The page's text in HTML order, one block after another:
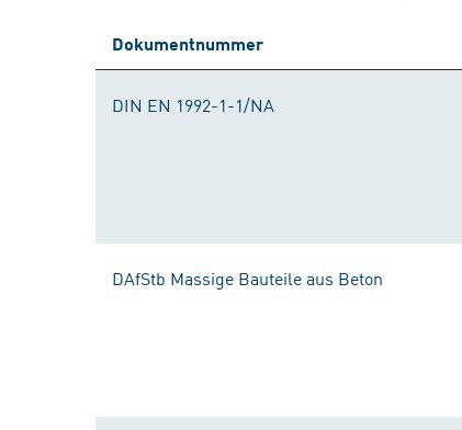
Dokumentnummer
DIN EN 1992-1-1/NA
DAfStb Massige Bauteile aus Beton